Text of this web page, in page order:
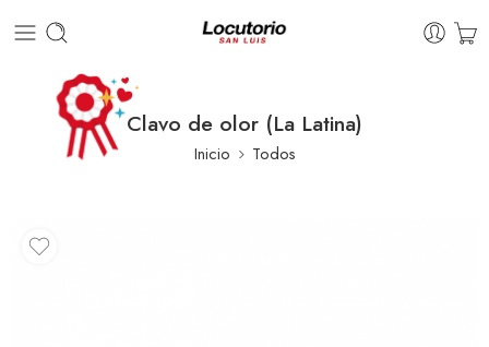
Clavo de olor (La Latina)
Inicio Todos